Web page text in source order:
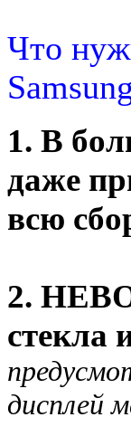
Что
1. В
даже
всю
2.
стекла
дисплей